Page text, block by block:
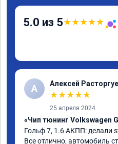
5.0 из 5★★★★★
А Алексей
★★★★★
25 апреля 2024
«Чип тюнинг Volkswagen
Гольф 7, 1.6 АКПП: делали
Все отлично, автомобиль